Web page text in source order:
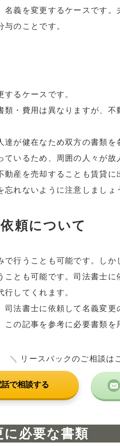
名義を変更するケースです
のことです。
るケースです。
類・費用は異なりますが、
達が健在なため双方の書類
いるため、周囲の人々が故
動産を売却することも賃貸
れないように注意しましょ
頼について
行うことも可能です。しか
ことも可能です。司法書士
してくれます。
司法書士に依頼して名義変
の記事を参考に必要書類を
＼ リースバックのご相談は
で相談する
必要な書類